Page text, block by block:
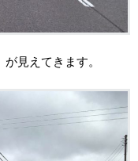
が見えてきます。